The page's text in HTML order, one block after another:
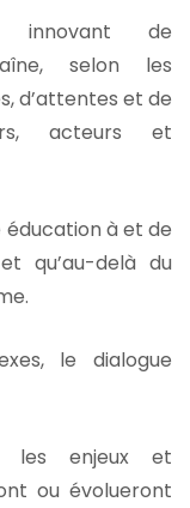
de
selon les
d’attentes et de
acteurs et
éducation à et de
qu’au-delà du
le dialogue
les enjeux et
ou évolueront